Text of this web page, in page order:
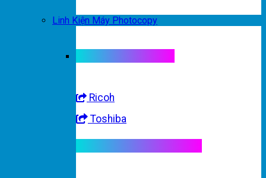
Linh Kiện Máy Photocopy
Ricoh
Toshiba